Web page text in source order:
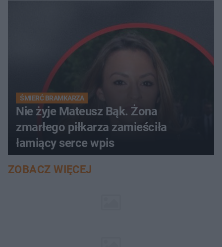
ŚMIERĆ BRAMKARZA
Nie żyje Mateusz Bąk. Żona
zmarłego piłkarza zamieściła
łamiący serce wpis
ZOBACZ WIĘCEJ